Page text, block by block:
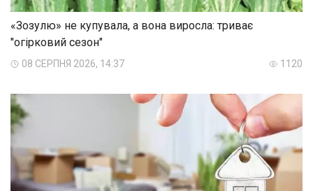
«Зозулю» не купувала, а вона виросла: триває
"огірковий сезон"
08 СЕРПНЯ 2026, 14:37 1120